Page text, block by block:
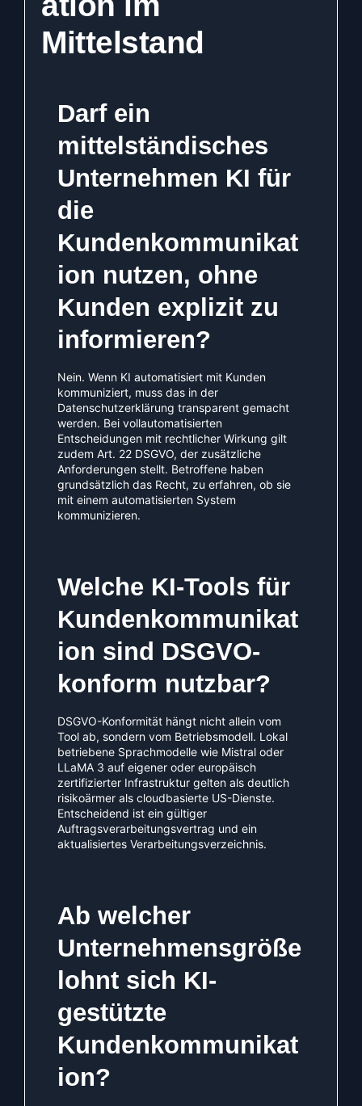
Mittelstand
Darf ein
mittelständisches
Unternehmen KI für
die
Kundenkommunikat
ion nutzen, ohne
Kunden explizit zu
informieren?
Nein. Wenn KI automatisiert mit Kunden
kommuniziert, muss das in der
Datenschutzerklärung transparent gemacht
werden. Bei vollautomatisierten
Entscheidungen mit rechtlicher Wirkung gilt
zudem Art. 22 DSGVO, der zusätzliche
Anforderungen stellt. Betroffene haben
grundsätzlich das Recht, zu erfahren, ob sie
mit einem automatisierten System
kommunizieren.
Welche KI-Tools für
Kundenkommunikat
ion sind DSGVO-
konform nutzbar?
DSGVO-Konformität hängt nicht allein vom
Tool ab, sondern vom Betriebsmodell. Lokal
betriebene Sprachmodelle wie Mistral oder
LLaMA 3 auf eigener oder europäisch
zertifizierter Infrastruktur gelten als deutlich
risikoärmer als cloudbasierte US-Dienste.
Entscheidend ist ein gültiger
Auftragsverarbeitungsvertrag und ein
aktualisiertes Verarbeitungsverzeichnis.
Ab welcher
Unternehmensgröße
lohnt sich KI-
gestützte
Kundenkommunikat
ion?